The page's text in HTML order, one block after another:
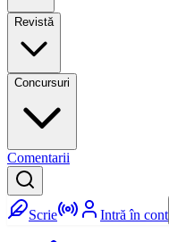
Revistă
Concursuri
Comentarii
Scrie Intră în cont